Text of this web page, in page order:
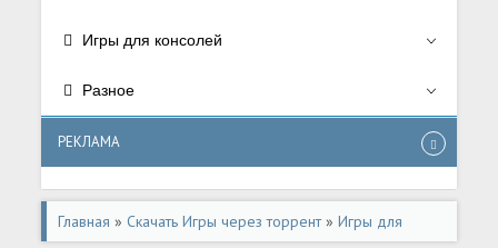
Игры для консолей
Разное
РЕКЛАМА
Главная » Скачать Игры через торрент»Игры для